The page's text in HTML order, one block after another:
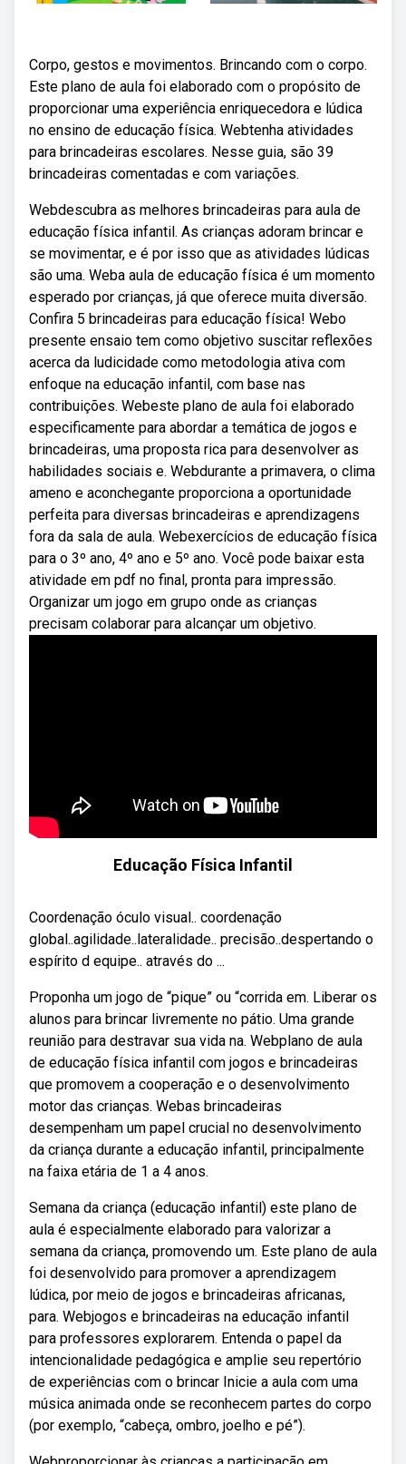
Corpo, gestos e movimentos. Brincando com o corpo.
Este plano de aula foi elaborado com o propósito de
proporcionar uma experiência enriquecedora e lúdica
no ensino de educação física. Webtenha atividades
para brincadeiras escolares. Nesse guia, são 39
brincadeiras comentadas e com variações.
Webdescubra as melhores brincadeiras para aula de
educação física infantil. As crianças adoram brincar e
se movimentar, e é por isso que as atividades lúdicas
são uma. Weba aula de educação física é um momento
esperado por crianças, já que oferece muita diversão.
Confira 5 brincadeiras para educação física! Webo
presente ensaio tem como objetivo suscitar reflexões
acerca da ludicidade como metodologia ativa com
enfoque na educação infantil, com base nas
contribuições. Webeste plano de aula foi elaborado
especificamente para abordar a temática de jogos e
brincadeiras, uma proposta rica para desenvolver as
habilidades sociais e. Webdurante a primavera, o clima
ameno e aconchegante proporciona a oportunidade
perfeita para diversas brincadeiras e aprendizagens
fora da sala de aula. Webexercícios de educação física
para o 3º ano, 4º ano e 5º ano. Você pode baixar esta
atividade em pdf no final, pronta para impressão.
Organizar um jogo em grupo onde as crianças
precisam colaborar para alcançar um objetivo.
Educação Física Infantil
Coordenação óculo visual.. coordenação
global..agilidade..lateralidade.. precisão..despertando o
espírito d equipe.. através do ...
Proponha um jogo de “pique” ou “corrida em. Liberar os
alunos para brincar livremente no pátio. Uma grande
reunião para destravar sua vida na. Webplano de aula
de educação física infantil com jogos e brincadeiras
que promovem a cooperação e o desenvolvimento
motor das crianças. Webas brincadeiras
desempenham um papel crucial no desenvolvimento
da criança durante a educação infantil, principalmente
na faixa etária de 1 a 4 anos.
Semana da criança (educação infantil) este plano de
aula é especialmente elaborado para valorizar a
semana da criança, promovendo um. Este plano de aula
foi desenvolvido para promover a aprendizagem
lúdica, por meio de jogos e brincadeiras africanas,
para. Webjogos e brincadeiras na educação infantil
para professores explorarem. Entenda o papel da
intencionalidade pedagógica e amplie seu repertório
de experiências com o brincar Inicie a aula com uma
música animada onde se reconhecem partes do corpo
(por exemplo, “cabeça, ombro, joelho e pé”).